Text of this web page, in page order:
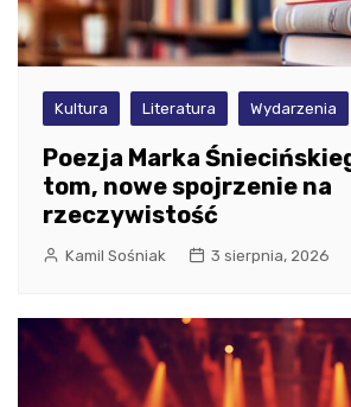
Kultura Literatura Wydarzenia
Poezja Marka
tom, nowe spojrzenie na
rzeczywistość
Kamil Sośniak 3 sierpnia, 2026